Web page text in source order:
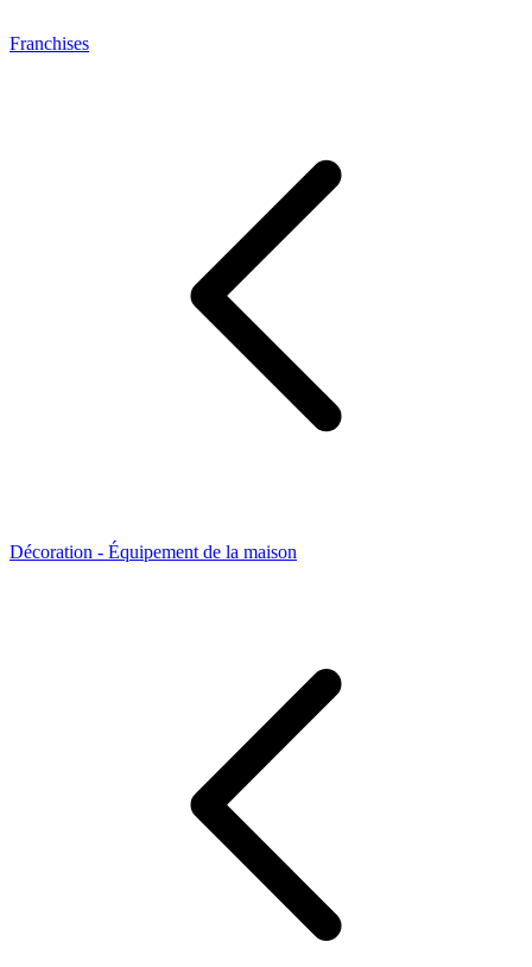
Franchises
Décoration - Équipement de la maison